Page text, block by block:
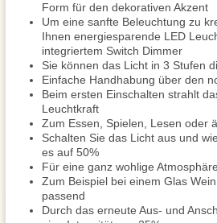
Form für den dekorativen Akzent
Um eine sanfte Beleuchtung zu
Ihnen energiesparende LED
integriertem Switch Dimmer
Sie können das Licht in 3 Stufen
Einfache Handhabung über den
Beim ersten Einschalten strahlt
Leuchtkraft
Zum Essen, Spielen, Lesen oder
Schalten Sie das Licht aus und
es auf 50%
Für eine ganz wohlige Atmosphäre
Zum Beispiel bei einem Glas
passend
Durch das erneute Aus- und